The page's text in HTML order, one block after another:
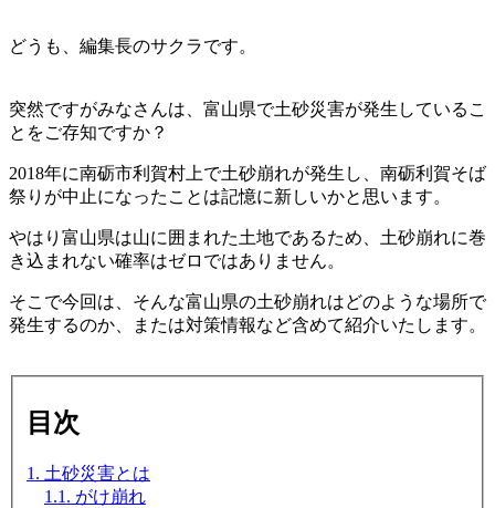
どうも、編集長のサクラです。
突然ですがみなさんは、富山県で土砂災害が発生しているこ
とをご存知ですか？
2018年に南砺市利賀村上で土砂崩れが発生し、南砺利賀そば
祭りが中止になったことは記憶に新しいかと思います。
やはり富山県は山に囲まれた土地であるため、土砂崩れに巻
き込まれない確率はゼロではありません。
そこで今回は、そんな富山県の土砂崩れはどのような場所で
発生するのか、または対策情報など含めて紹介いたします。
目次
1. 土砂災害とは
1.1. がけ崩れ